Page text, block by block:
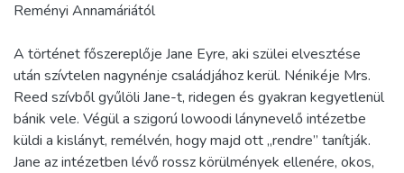
Reményi Annamáriától
A történet főszereplője Jane Eyre, aki szülei elvesztése
után szívtelen nagynénje családjához kerül. Nénikéje Mrs.
Reed szívből gyűlöli Jane-t, ridegen és gyakran kegyetlenül
bánik vele. Végül a szigorú lowoodi lánynevelő intézetbe
küldi a kislányt, remélvén, hogy majd ott „rendre” tanítják.
Jane az intézetben lévő rossz körülmények ellenére, okos,